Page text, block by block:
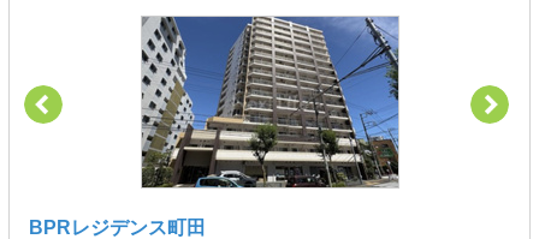
BPRレジデンス町田